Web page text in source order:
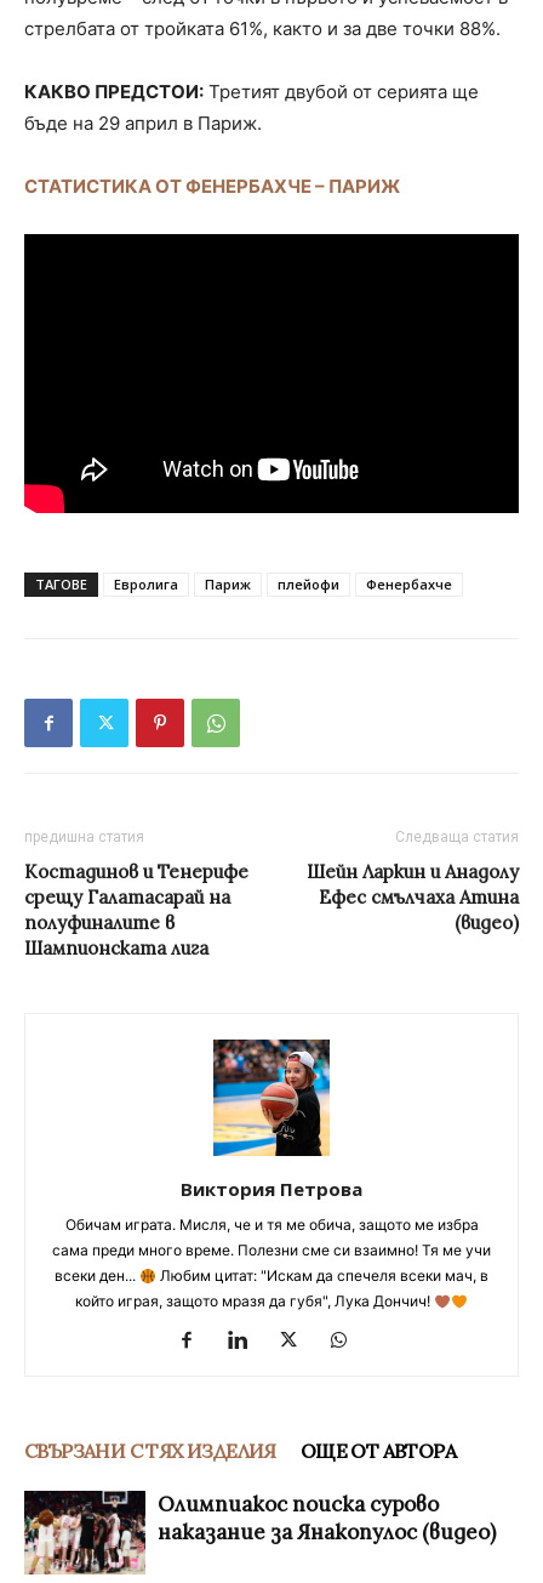
стрелбата от тройката 61%, както и за две точки 88%.
КАКВО ПРЕДСТОИ: Третият двубой от серията ще
бъде на 29 април в Париж.
СТАТИСТИКА ОТ ФЕНЕРБАХЧЕ – ПАРИЖ
ТАГОВЕ Евролига Париж плейофи Фенербахче
предишна статия
Костадинов и Тенерифе
срещу Галатасарай на
полуфиналите в
Шампионската лига
Следваща статия
Шейн Ларкин и Анадолу
Ефес смълчаха Атина
(видео)
Виктория Петрова
Обичам играта. Мисля, че и тя ме обича, защото ме избра
сама преди много време. Полезни сме си взаимно! Тя ме учи
всеки ден...
Любим цитат: "Искам да спечеля всеки мач, в
който играя, защото мразя да губя", Лука Дончич!
СВЪРЗАНИ С ТЯХ ИЗДЕЛИЯ ОЩЕ ОТ АВТОРА
Олимпиакос поиска сурово
наказание за Янакопулос (видео)